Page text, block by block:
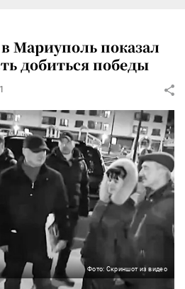
Мариуполь показал
добиться победы
Фото: Скриншот из видео